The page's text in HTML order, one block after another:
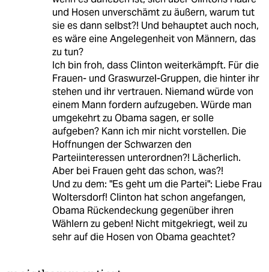
und Hosen unverschämt zu äußern, warum tut
sie es dann selbst?! Und behauptet auch noch,
es wäre eine Angelegenheit von Männern, das
zu tun?
Ich bin froh, dass Clinton weiterkämpft. Für die
Frauen- und Graswurzel-Gruppen, die hinter ihr
stehen und ihr vertrauen. Niemand würde von
einem Mann fordern aufzugeben. Würde man
umgekehrt zu Obama sagen, er solle
aufgeben? Kann ich mir nicht vorstellen. Die
Hoffnungen der Schwarzen den
Parteiinteressen unterordnen?! Lächerlich.
Aber bei Frauen geht das schon, was?!
Und zu dem: "Es geht um die Partei": Liebe Frau
Woltersdorf! Clinton hat schon angefangen,
Obama Rückendeckung gegenüber ihren
Wählern zu geben! Nicht mitgekriegt, weil zu
sehr auf die Hosen von Obama geachtet?